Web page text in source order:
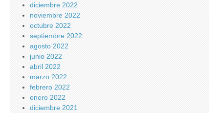
diciembre 2022
noviembre 2022
octubre 2022
septiembre 2022
agosto 2022
junio 2022
abril 2022
marzo 2022
febrero 2022
enero 2022
diciembre 2021